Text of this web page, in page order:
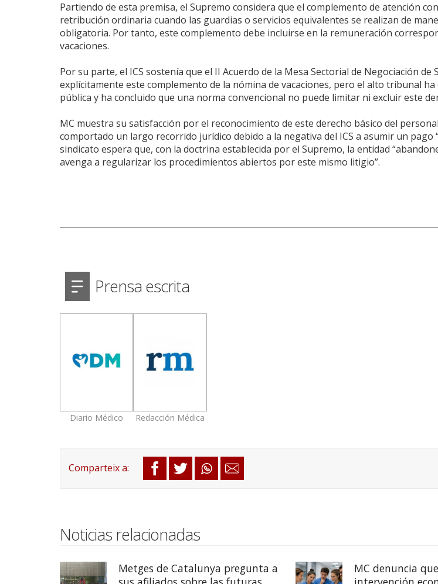
Partiendo de esta premisa, el Supremo considera que el complemento de atención
retribución ordinaria cuando las guardias o servicios equivalentes se realizan de
obligatoria. Por tanto, este complemento debe incluirse en la remuneración
vacaciones.
Por su parte, el ICS sostenía que el II Acuerdo de la Mesa Sectorial de Negociación de
explícitamente este complemento de la nómina de vacaciones, pero el alto tribunal
pública y ha concluido que una norma convencional no puede limitar ni excluir este
MC muestra su satisfacción por el reconocimiento de este derecho básico del
comportado un largo recorrido jurídico debido a la negativa del ICS a asumir un pago
sindicato espera que, con la doctrina establecida por el Supremo, la entidad
avenga a regularizar los procedimientos abiertos por este mismo litigio”.
Prensa escrita
Diario Médico Redacción Médica
Noticias relacionadas
Metges de Catalunya pregunta a
MC denuncia